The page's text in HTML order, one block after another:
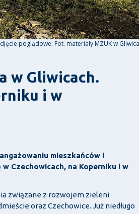
poglądowe. Fot. materiały MZUK w
w Gliwicach.
i w
mieszkańców i
Czechowicach, na Koperniku i w
związane z rozwojem zieleni
oraz Czechowice. Już niedługo